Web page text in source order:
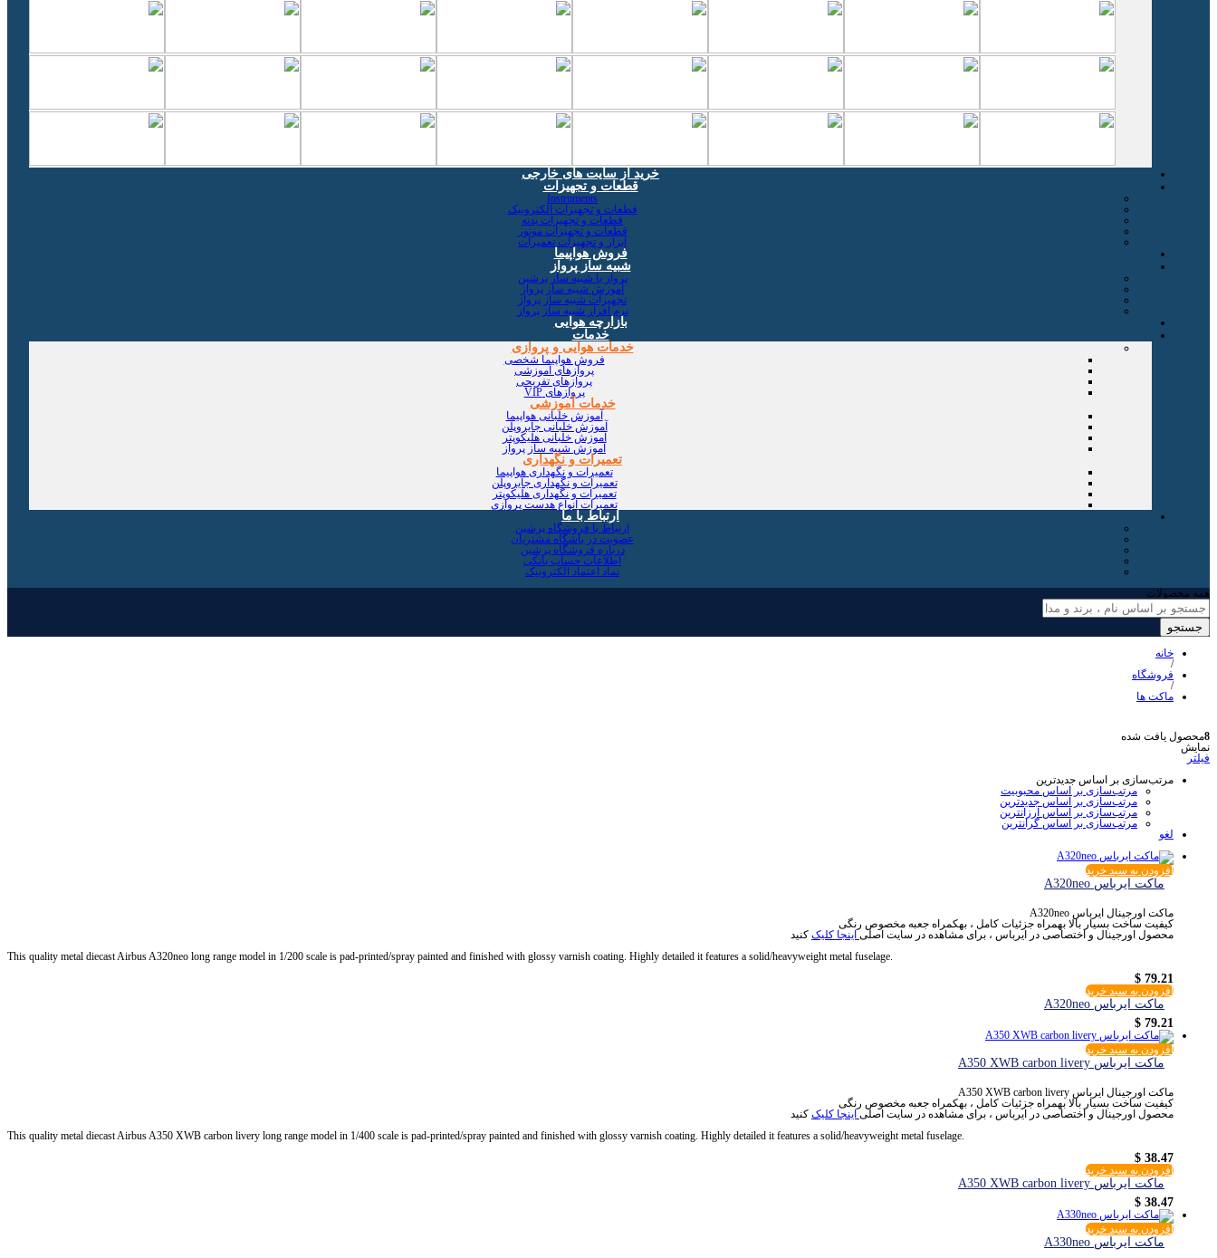
خرید از سایت های خارجی
قطعات و تجهیزات
Instruments
قطعات و تجهیزات الکترونیک
قطعات و تجهیزات بدنه
قطعات و تجهیزات موتور
ابزار و تجهیزات تعمیرات
فروش هواپیما
شبیه ساز پرواز
پرواز با شبیه ساز پرشین
آموزش شبیه ساز پرواز
تجهیزات شبیه ساز پرواز
نرم افزار شبیه ساز پرواز
بازارچه هوایی
خدمات
خدمات هوایی و پروازی
فروش هواپیما شخصی
پروازهای آموزشی
پروازهای تفریحی
پروازهای VIP
خدمات آموزشی
آموزش خلبانی هواپیما
آموزش خلبانی جایروپلن
آموزش خلبانی هلیکوپتر
آموزش شبیه ساز پرواز
تعمیرات و نگهداری
تعمیرات و نگهداری هواپیما
تعمیرات و نگهداری جایروپلن
تعمیرات و نگهداری هلیکوپتر
تعمیرات انواع هدست پروازی
ارتباط با ما
ارتباط با فروشگاه پرشین
عضویت در باشگاه مشتریان
درباره فروشگاه پرشین
اطلاعات حساب بانکی
نماد اعتماد الکترونیک
همه محصولات
جستجو
خانه
/
فروشگاه
/
ماکت ها
8محصول یافت شده
نمایش
فیلتر
مرتب‌سازی بر اساس جدیدترین
مرتب‌سازی بر اساس محبوبیت
مرتب‌سازی بر اساس جدیدترین
مرتب‌سازی بر اساس ارزانترین
مرتب‌سازی بر اساس گرانترین
لغو
افزودن به سبد خرید
ماکت ایرباس A320neo
ماکت اورجینال ایرباس A320neo
کیفیت ساخت بسیار بالا بهمراه جزئیات کامل ، بهکمراه جعبه مخصوص رنگی
محصول اورجینال و اختصاصی در ایرباس ، برای مشاهده در سایت اصلیاینجا کلیک کنید
This quality metal diecast Airbus A320neo long range model in 1/200 scale is pad-printed/spray painted and finished with glossy varnish coating. Highly detailed it features a solid/heavyweight metal fuselage.
$ 79.21
افزودن به سبد خرید
ماکت ایرباس A320neo
$ 79.21
افزودن به سبد خرید
ماکت ایرباس A350 XWB carbon livery
ماکت اورجینال ایرباس A350 XWB carbon livery
کیفیت ساخت بسیار بالا بهمراه جزئیات کامل ، بهکمراه جعبه مخصوص رنگی
محصول اورجینال و اختصاصی در ایرباس ، برای مشاهده در سایت اصلیاینجا کلیک کنید
This quality metal diecast Airbus A350 XWB carbon livery long range model in 1/400 scale is pad-printed/spray painted and finished with glossy varnish coating. Highly detailed it features a solid/heavyweight metal fuselage.
$ 38.47
افزودن به سبد خرید
ماکت ایرباس A350 XWB carbon livery
$ 38.47
افزودن به سبد خرید
ماکت ایرباس A330neo